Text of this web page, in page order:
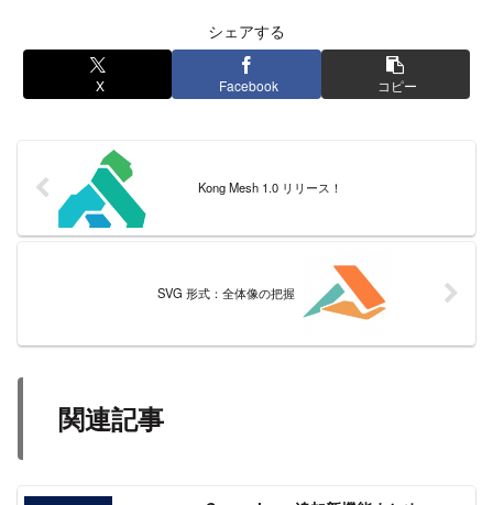
シェアする
X Facebook コピー
Kong Mesh 1.0 リリース！
SVG 形式：全体像の把握
関連記事